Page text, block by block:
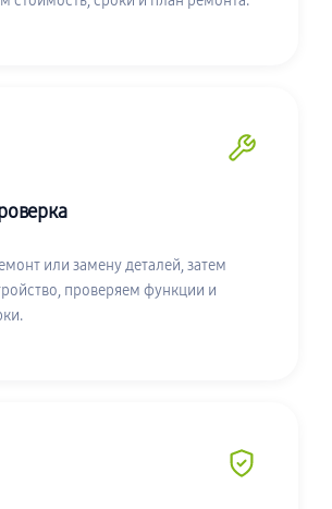
или замену деталей, затем
проверяем функции и